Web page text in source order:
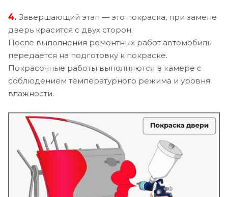
4. Завершающий этап — это покраска, при замене
дверь красится с двух сторон.
После выполнения ремонтных работ автомобиль
передается на подготовку к покраске.
Покрасочные работы выполняются в камере с
соблюдением температурного режима и уровня
влажности.